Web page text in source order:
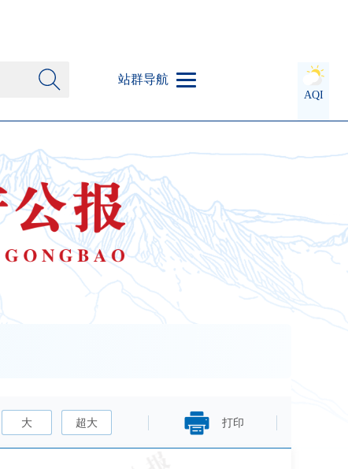
站群导航
AQI
打印
大 超大